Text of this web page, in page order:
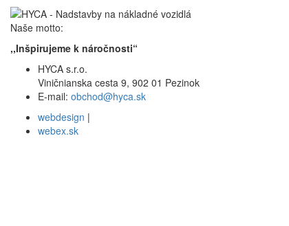
Naše motto:
,,Inšpirujeme k náročnosti“
HYCA s.r.o.
Viničnianska cesta 9, 902 01 Pezinok
E-mail: obchod@hyca.sk
webdesign |
webex.sk